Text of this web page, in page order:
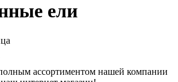
ели
ассортиментом нашей компании